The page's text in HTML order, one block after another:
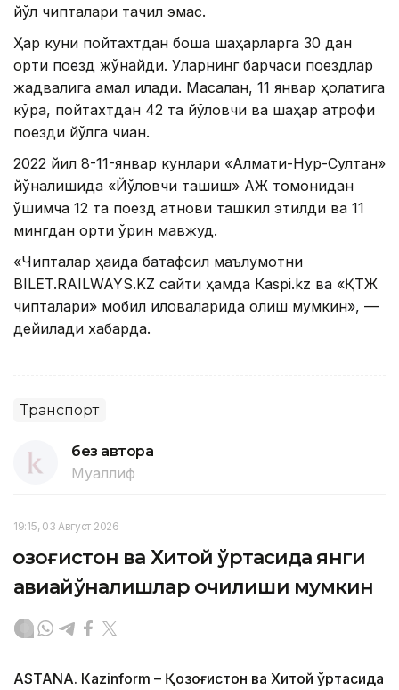
йўл чипталари тақчил эмас.
Ҳар куни пойтахтдан бошқа шаҳарларга 30 дан
ортиқ поезд жўнайди. Уларнинг барчаси поездлар
жадвалига амал қилади. Масалан, 11 январ ҳолатига
кўра, пойтахтдан 42 та йўловчи ва шаҳар атрофи
поезди йўлга чиққан.
2022 йил 8-11-январ кунлари «Алмати-Нур-Султан»
йўналишида «Йўловчи ташиш» АЖ томонидан
қўшимча 12 та поезд қатнови ташкил этилди ва 11
мингдан ортиқ ўрин мавжуд.
«Чипталар ҳақида батафсил маълумотни
BILET.RAILWAYS.KZ сайти ҳамда Кaspi.kz ва «ҚТЖ
чипталари» мобил иловаларида олиш мумкин», —
дейилади хабарда.
Транспорт
без автора
Муаллиф
19:15, 03 Август 2026
Қозоғистон ва Хитой ўртасида янги
авиайўналишлар очилиши мумкин
ASTANА. Кazinform – Қозоғистон ва Хитой ўртасида